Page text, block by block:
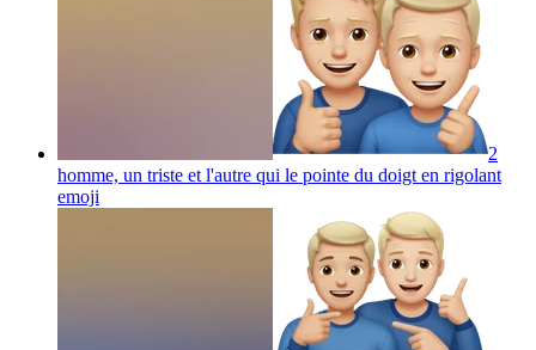
2
homme, un triste et l'autre qui le pointe du doigt en rigolant
emoji